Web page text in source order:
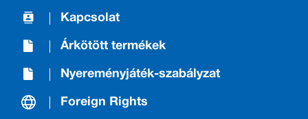
Kapcsolat
Árkötött termékek
Nyereményjáték-szabályzat
Foreign Rights